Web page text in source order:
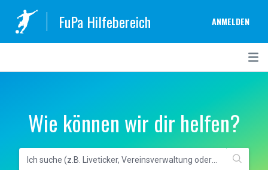
FuPa Hilfebereich ANMELDEN
Wie können wir dir helfen?